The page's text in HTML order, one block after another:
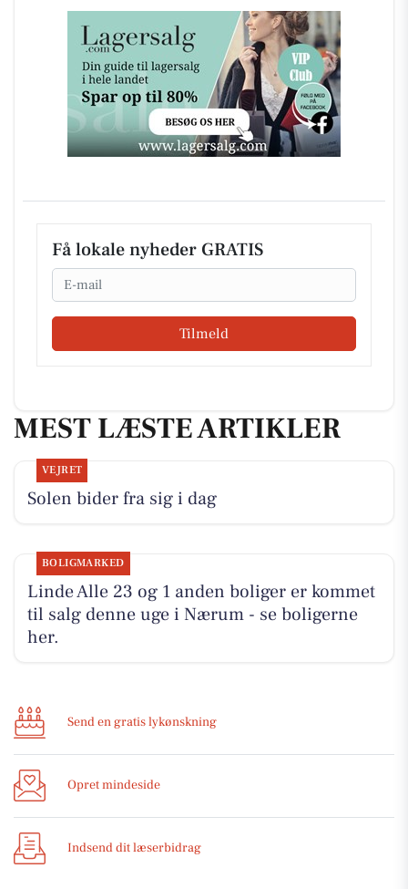
Få lokale nyheder GRATIS
Email
Tilmeld
MEST LÆSTE ARTIKLER
VEJRET
Solen bider fra sig i dag
BOLIGMARKED
Linde Alle 23 og 1 anden boliger er kommet
til salg denne uge i Nærum - se boligerne
her.
Send en gratis lykønskning
Opret mindeside
Indsend dit læserbidrag